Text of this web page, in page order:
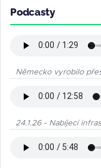
Podcasty
Německo vyrobilo
24.1.26 - Nabíjecí